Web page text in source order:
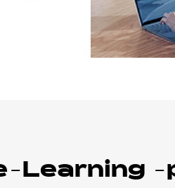
Learning